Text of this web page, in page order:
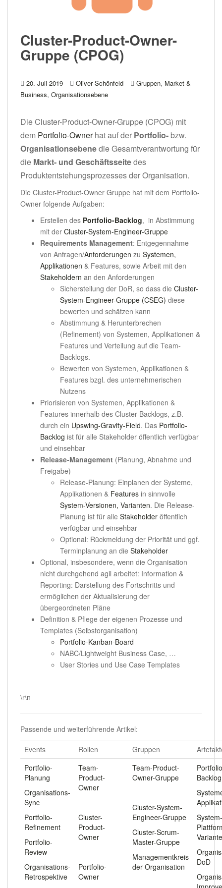
Cluster-Product-Owner-
Gruppe (CPOG)
20. Juli 2019 Oliver Schönfeld Gruppen, Market &
Business, Organisationsebene
Die Cluster-Product-Owner-Gruppe (CPOG) mit
dem Portfolio-Ownerhat auf der Portfolio- bzw.
Organisationsebenedie Gesamtverantwortung für
die Markt- und Geschäftsseitedes
Produktentstehungsprozesses der Organisation.
Die Cluster-Product-Owner Gruppe hat mit dem Portfolio-
Owner folgende Aufgaben:
Erstellen des Portfolio-Backlog, in Abstimmung
mit der Cluster-System-Engineer-Gruppe
Requirements Management: Entgegennahme
von Anfragen/Anforderungen zu Systemen,
Applikationen & Features, sowie Arbeit mit den
Stakeholdern an den Anforderungen
Sicherstellung der DoR, so dass die Cluster-
System-Engineer-Gruppe (CSEG) diese
bewerten und schätzen kann
Abstimmung & Herunterbrechen
(Refinement) von Systemen, Applikationen &
Features und Verteilung auf die Team-
Backlogs.
Bewerten von Systemen, Applikationen &
Features bzgl. des unternehmerischen
Nutzens
Priorisieren von Systemen, Applikationen &
Features innerhalb des Cluster-Backlogs, z.B.
durch ein Upswing-Gravity-Field. Das Portfolio-
Backlog ist für alle Stakeholder öffentlich verfügbar
und einsehbar
Release-Management (Planung, Abnahme und
Freigabe)
Release-Planung: Einplanen der Systeme,
Applikationen & Features in sinnvolle
System-Versionen, Varianten. Die Release-
Planung ist für alle Stakeholder öffentlich
verfügbar und einsehbar
Optional: Rückmeldung der Priorität und ggf.
Terminplanung an die Stakeholder
Optional, insbesondere, wenn die Organisation
nicht durchgehend agil arbeitet: Information &
Reporting: Darstellung des Fortschritts und
ermöglichen der Aktualisierung der
übergeordneten Pläne
Definition & Pflege der eigenen Prozesse und
Templates (Selbstorganisation)
Portfolio-Kanban-Board
NABC/Lightweight Business Case, …
User Stories und Use Case Templates
\r\n
Passende und weiterführende Artikel:
Events Rollen Gruppen
Portfolio-
Planung
Organisations-
Sync
Portfolio-
Refinement
Portfolio-
Review
Organisations-
Retrospektive
Team-
Product-
Owner
Cluster-
Product-
Owner
Portfolio-
Owner
Team-Product-
Owner-Gruppe
Cluster-System-
Engineer-Gruppe
Cluster-Scrum-
Master-Gruppe
Managementkreis
der Organisation
Backlog
System-
DoD